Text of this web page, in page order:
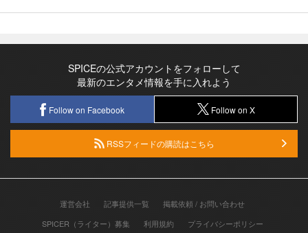
SPICEの公式アカウントをフォローして
最新のエンタメ情報を手に入れよう
Follow on Facebook Follow on X
RSSフィードの購読はこちら
運営会社 記事提供一覧
掲載依頼 / お問い合わせ
SPICER（ライター）募集
利用規約 プライバシーポリシー